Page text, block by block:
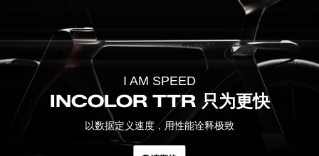
关于我们
服务专区
I AM SPEED
INCOLOR TTR 只为更快
以数据定义速度，用性能诠释极致